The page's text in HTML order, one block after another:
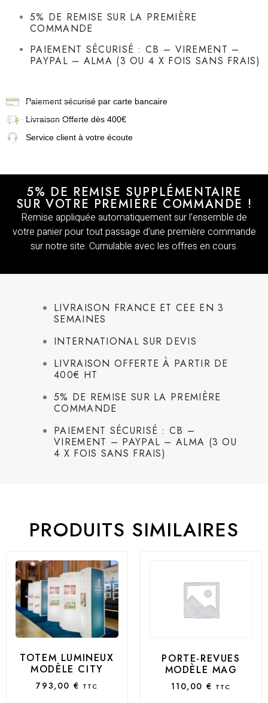
5% DE REMISE SUR LA PREMIÈRE
COMMANDE
PAIEMENT SÉCURISÉ : CB – VIREMENT –
PAYPAL – ALMA (3 OU 4 X FOIS SANS FRAIS)
Paiement sécurisé par carte bancaire
Livraison Offerte dès 400€
Service client à votre écoute
5% DE REMISE SUPPLÉMENTAIRE
SUR VOTRE PREMIÈRE COMMANDE !
Remise appliquée automatiquement sur l’ensemble de
votre panier pour tout passage d’une première commande
sur notre site. Cumulable avec les offres en cours.
LIVRAISON FRANCE ET CEE EN 3
SEMAINES
INTERNATIONAL SUR DEVIS
LIVRAISON OFFERTE À PARTIR DE
400€ HT
5% DE REMISE SUR LA PREMIÈRE
COMMANDE
PAIEMENT SÉCURISÉ : CB –
VIREMENT – PAYPAL – ALMA (3 OU
4 X FOIS SANS FRAIS)
PRODUITS SIMILAIRES
TOTEM LUMINEUX
MODÈLE CITY
793,00 € TTC
PORTE-REVUES
MODÈLE MAG
110,00 € TTC